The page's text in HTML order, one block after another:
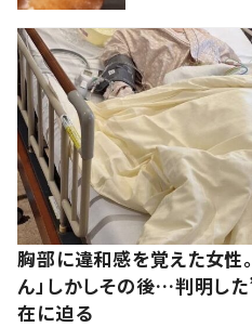
胸部に違和感を覚えた女性
ん」しかしその後…判明し
在に迫る